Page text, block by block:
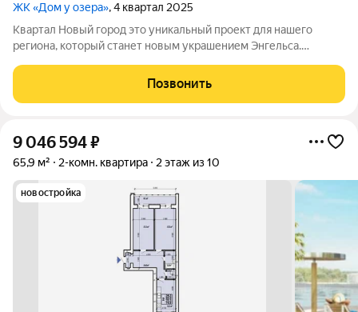
ЖК «Дом у озера», 4 квартал 2025
Квартал Новый город это уникальный проект для нашего
региона, который станет новым украшением Энгельса.
современные дизайны фасадов, функциональные планировки,
лаконичные формы, яркие акценты,
Позвонить
9 046 594₽
65,9 м² 2-комн. квартира 2 этаж из 10
новостройка